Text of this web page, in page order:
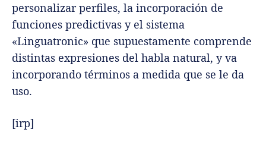
personalizar perfiles, la incorporación de
funciones predictivas y el sistema
«Linguatronic» que supuestamente comprende
distintas expresiones del habla natural, y va
incorporando términos a medida que se le da
uso.
[irp]